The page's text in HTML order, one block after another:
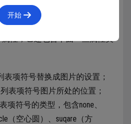
普遍，CSS 有专门针对列表的
属性，它还包含下面一些属性类
表项符号替换成图片的设置；
表项符号图片所处的位置；
项符号的类型，包含none、
（空心圆）、suqare（方
开始